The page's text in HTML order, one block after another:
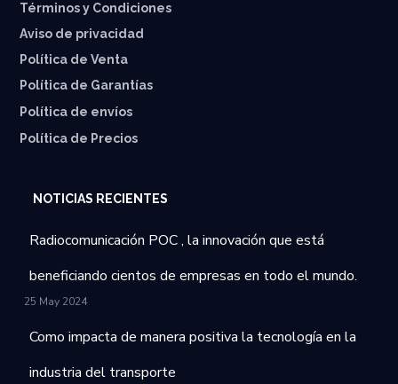
Términos y Condiciones
Aviso de privacidad
Política de Venta
Política de Garantías
⁠Política de envíos
Política de Precios
NOTICIAS RECIENTES
Radiocomunicación POC , la innovación que está
beneficiando cientos de empresas en todo el mundo.
25 May 2024
Como impacta de manera positiva la tecnología en la
industria del transporte